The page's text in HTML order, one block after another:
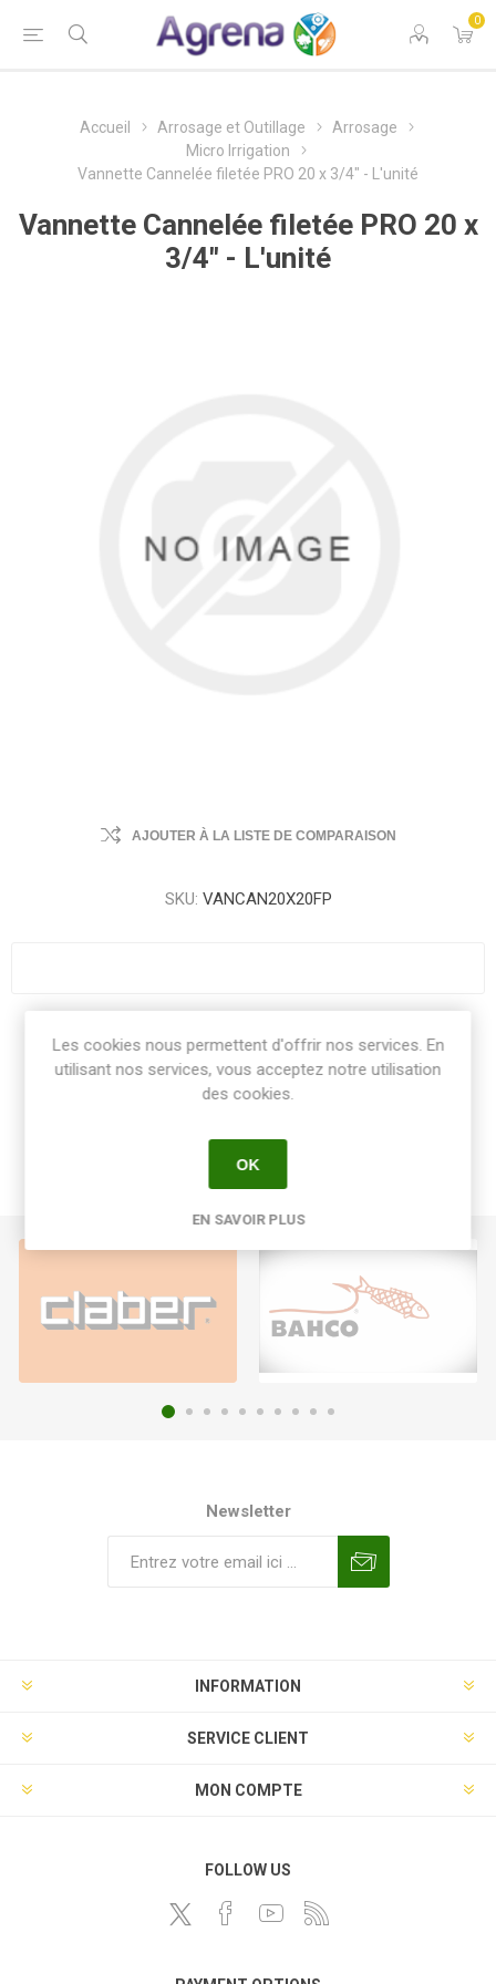
0
Accueil Arrosage et Outillage
Arrosage
Micro Irrigation
Vannette Cannelée filetée PRO 20 x 3/4" - L'unité
Vannette Cannelée filetée PRO 20 x
3/4" - L'unité
AJOUTER À LA LISTE DE COMPARAISON
SKU: VANCAN20X20FP
Share:
Newsletter
INFORMATION
SERVICE CLIENT
MON COMPTE
FOLLOW US
Les cookies nous permettent d'offrir nos services. En
utilisant nos services, vous acceptez notre utilisation
des cookies.
OK
EN SAVOIR PLUS